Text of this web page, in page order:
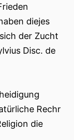
diejes
der Zucht
Disc. de
Rechr
die